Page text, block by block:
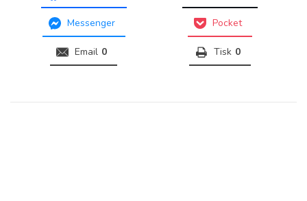
Messenger Pocket
Email 0 Tisk 0